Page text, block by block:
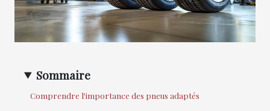
Sommaire
Comprendre l'importance des pneus adaptés